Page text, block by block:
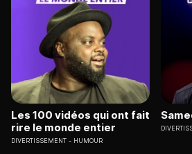
Les 100 vidéos qui ont fait
rire le monde entier
DIVERTISSEMENT HUMOUR